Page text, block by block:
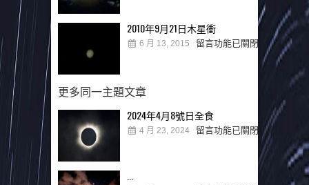
2010年9月21日木星衝
6 月 13, 2015 留言功能已關閉
更多同一主題文章
2024年4月8號日全食
4 月 23, 2024 留言功能已關閉